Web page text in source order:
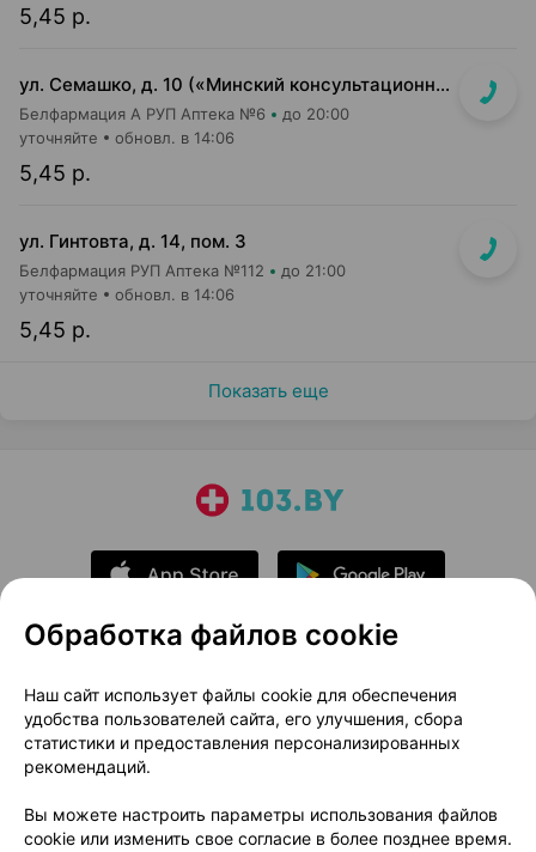
5,45 р.
ул. Семашко, д. 10 («Минский консультационно-диагностический центр»)
Белфармация А РУП Аптека №6 до 20:00
5,45 р.
уточняйте обновл. в 14:06
ул. Гинтовта, д. 14, пом. 3
Белфармация РУП Аптека №112 до 21:00
5,45 р.
уточняйте обновл. в 14:06
Показать еще
О проекте
Новости проекта
Размещение рекламы
Медицинский маркетинг
Публичный договор
Доставка
Способы оплаты
Вакансии
Партнеры
Обработка файлов cookie
Наш сайт использует файлы cookie для обеспечения
удобства пользователей сайта, его улучшения, сбора
статистики и предоставления персонализированных
рекомендаций.
Вы можете настроить параметры использования файлов
cookie или изменить свое согласие в более позднее время.